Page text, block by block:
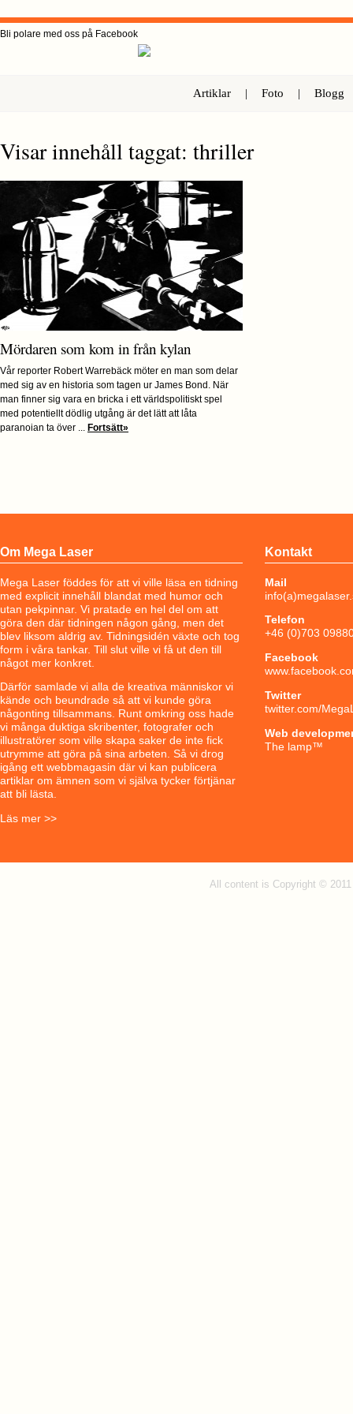
Bli polare med oss på Facebook
Artiklar | Foto | Blogg
Visar innehåll taggat: thriller
Mördaren som kom in från kylan
Vår reporter Robert Warrebäck möter en man som delar
med sig av en historia som tagen ur James Bond. När
man finner sig vara en bricka i ett världspolitiskt spel
med potentiellt dödlig utgång är det lätt att låta
paranoian ta över ... Fortsätt»
Om Mega Laser
Mega Laser föddes för att vi ville läsa en tidning
med explicit innehåll blandat med humor och
utan pekpinnar. Vi pratade en hel del om att
göra den där tidningen någon gång, men det
blev liksom aldrig av. Tidningsidén växte och tog
form i våra tankar. Till slut ville vi få ut den till
något mer konkret.
Därför samlade vi alla de kreativa människor vi
kände och beundrade så att vi kunde göra
någonting tillsammans. Runt omkring oss hade
vi många duktiga skribenter, fotografer och
illustratörer som ville skapa saker de inte fick
utrymme att göra på sina arbeten. Så vi drog
igång ett webbmagasin där vi kan publicera
artiklar om ämnen som vi själva tycker förtjänar
att bli lästa.
Läs mer >>
Kontakt
Mail
Telefon
+46 (0)703
Facebook
Twitter
twitter.com/
Web
The lamp™
All content is Copyright ©